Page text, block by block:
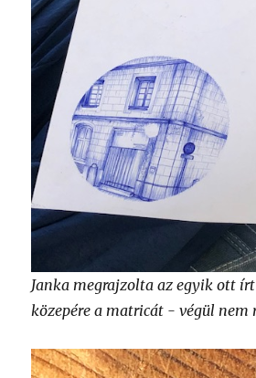
Janka megrajzolta az egyik ott
közepére a matricát - végül nem